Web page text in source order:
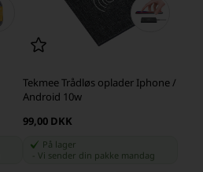
Tekmee Trådløs oplader Iphone /
Android 10w
99,00 DKK
På lager
Vi sender din pakke mandag